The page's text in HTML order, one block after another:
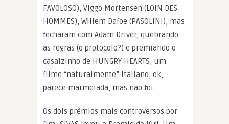
FAVOLOSO), Viggo Mortensen (LOIN DES
HOMMES), Willem Dafoe (PASOLINI), mas
fecharam com Adam Driver, quebrando
as regras (o protocolo?) e premiando o
casalzinho de HUNGRY HEARTS, um
filme “naturalmente” italiano, ok,
parece marmelada, mas não foi.
Os dois prêmios mais controversos por